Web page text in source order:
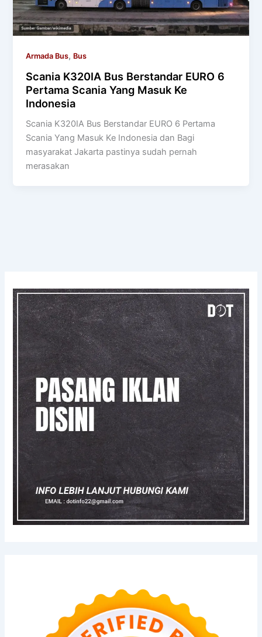
Armada Bus, Bus
Scania K320IA Bus Berstandar EURO 6
Pertama Scania Yang Masuk Ke
Indonesia
Scania K320IA Bus Berstandar EURO 6 Pertama
Scania Yang Masuk Ke Indonesia dan Bagi
masyarakat Jakarta pastinya sudah pernah
merasakan